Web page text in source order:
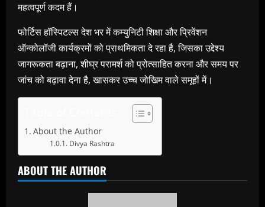
महत्वपूर्ण कदम हैं।
फोर्टिस हॉस्पिटल्स देश भर में कम्युनिटी शिक्षा और प्रिवेंशन
ऑन्कोलॉजी कार्यक्रमों को प्राथमिकता दे रहा है, जिसका उद्देश्य
जागरूकता बढ़ाना, शीघ्र परामर्श को प्रोत्साहित करना और समय पर
जांच को बढ़ावा देना है, खासकर उच्च जोखिम वाले समूहों में।
About the Author
Divya Rashtra
ABOUT THE AUTHOR